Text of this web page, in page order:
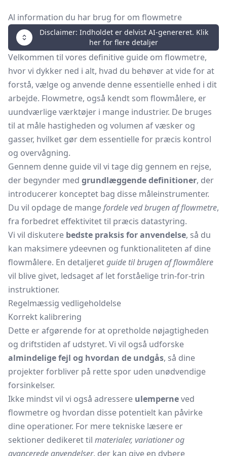
Al information du har brug for om flowmetre
Disclaimer: Indholdet er delvist AI-genereret. Klik
her for flere detaljer
Velkommen til vores definitive guide om flowmetre,
hvor vi dykker ned i alt, hvad du behøver at vide for at
forstå, vælge og anvende denne essentielle enhed i dit
arbejde. Flowmetre, også kendt som flowmålere, er
uundværlige værktøjer i mange industrier. De bruges
til at måle hastigheden og volumen af væsker og
gasser, hvilket gør dem essentielle for præcis kontrol
og overvågning.
Gennem denne guide vil vi tage dig gennem en rejse,
der begynder med grundlæggende definitioner, der
introducerer konceptet bag disse måleinstrumenter.
Du vil opdage de mangefordele ved brugen af flowmetre,
fra forbedret effektivitet til præcis datastyring.
Vi vil diskutere bedste praksis for anvendelse, så du
kan maksimere ydeevnen og funktionaliteten af dine
flowmålere. En detaljeretguide til brugen af flowmålere
vil blive givet, ledsaget af let forståelige trin-for-trin
instruktioner.
Regelmæssig vedligeholdelse
Korrekt kalibrering
Dette er afgørende for at opretholde nøjagtigheden
og driftstiden af udstyret. Vi vil også udforske
almindelige fejl og hvordan de undgås, så dine
projekter forbliver på rette spor uden unødvendige
forsinkelser.
Ikke mindst vil vi også adressere ulemperneved
flowmetre og hvordan disse potentielt kan påvirke
dine operationer. For mere tekniske læsere er
sektioner dedikeret til materialer, variationer og
avancerede anvendelser, der kan give en dybere